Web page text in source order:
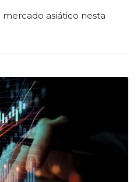
asiático nesta